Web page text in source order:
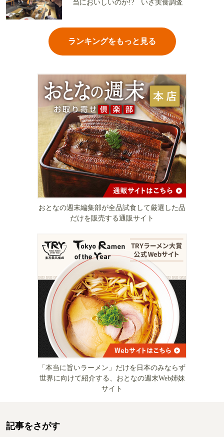
当においしいのか!? いざ実食調査
ランキングをもっと見る
おとなの週末編集部が全品試食して厳選した品
だけを販売する通販サイト
「本当に旨いラーメン」だけを日本のみならず
世界に向けて紹介する、おとなの週末Web姉妹
サイト
記事をさがす